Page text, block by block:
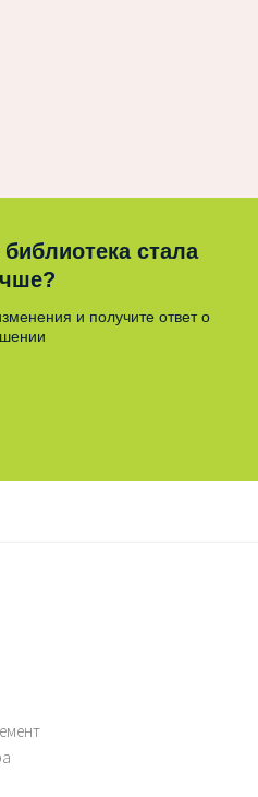
стала
и получите ответ о